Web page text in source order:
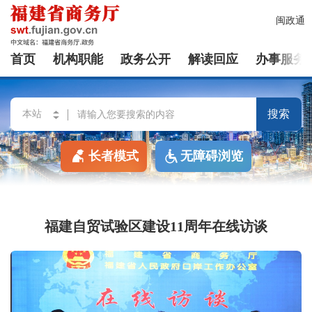
闽政通
首页 机构职能 政务公开 解读回应 办事服务
搜索
长者模式 无障碍浏览
福建自贸试验区建设11周年在线访谈